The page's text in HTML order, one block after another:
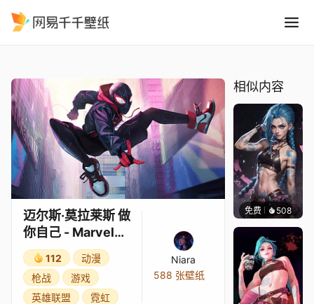
迈尔斯·莫拉莱斯 做
你自己 - Marvel
Comic's:
Spiderman [4K]
112
动漫
枪战
游戏
英雄联盟
霓虹
Niara
588 张壁纸
相似内容
免费 508Kyllar